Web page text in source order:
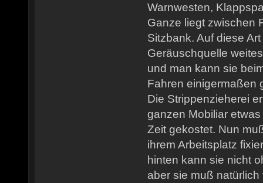
Warnwesten,
Ganze liegt zwischen
Sitzbank. Auf diese
Geräuschquelle
und man kann sie
Fahren einigermaßen
Die Strippenzieherei
ganzen Mobiliar
Zeit gekostet. Nun
ihrem Arbeitsplatz
hinten kann sie nicht
aber sie muß